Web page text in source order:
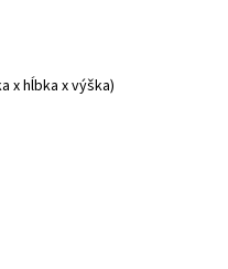
x hĺbka x výška)